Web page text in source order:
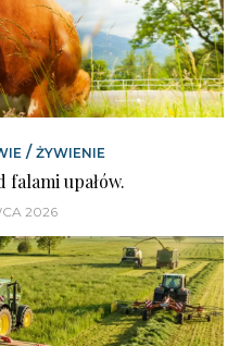
/ ŻYWIENIE
upałów.
2026